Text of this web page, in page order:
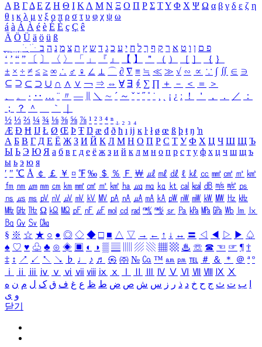
Α Β ΓΔ Ε Ζ Η Θ Ι ΚΛ Μ Ν Ξ Ο Π Ρ Σ ΤΥ Φ Χ Ψ Ω α β γ δ ε ζ η
θ ι κ λ μ ν ξ ο π ρ σ τ υ φ χ ψ ω
á à Á À é è É È ç Ç ê
Ä Ö Ü ä ö ü ß
ִֶֹ ֻּ ׁׂ פ ם ן ו ט א ר ק ף ך ל ח י ע כ ג ד ש ץ ת צ מ נ ה ב
‘ ’ “ ” 〔 〕 〈 〉 「 」 『 』 【 】 ＂ （ ） ［ ］ ｛ ｝
± × ÷ ≠ ≤ ≥ ∞ ∴ ♂ ♀ ∠ ⊥ ⌒ ∂ ∇ ≡ ≒ ≪ ≫ √ ∽ ∝ ∵ ∫ ∬ ∈ ∋
⊆ ⊇ ⊂ ⊃ ∪ ∩ ∧ ∨ ￢ ⇒ ⇔ ∀ ∃ ∮ ∑ ∏ ＋ － ＜ ＝
＞
、
。 · ‥ … ¨ 〃 ― ＼ ∼ ´ ～ ˇ ˘ ˝ ˚ ˙ ¸ ¡ ¿ ː ！ ＇ ， ． ／
：
；
？ ＾ ｀
½ ⅓ ⅔ ¼ ¾ ⅛ ⅜ ⅝ ⅞ ¹ ² ³ ⁴ ⁿ ₁ ₂ ₃ ₄
Æ Ð Ħ Ĳ Ł Ø Œ Þ Ŧ Ŋ æ đ ð ħ ı ĳ ĸ ŀ ł ø œ ß þ ŧ ŋ ŉ
А Б В Г Д Е Ё Ж З И Й К Л М Н О П Р С Т У Ф Х Ц Ч Ш Щ Ъ
Ы Ь Э Ю Я а б в г д е ё ж з и й к л м н о п р с т у ф х ц ч ш щ ъ
ы ь э ю я
′ ″ ℃ Å ￠ ￡ ￥ ¤ ℉ ‰ ＄ ％ Ｆ ￦ ㎕ ㎖ ㎗ ℓ ㎘ ㏄ ㎣ ㎤ ㎥ ㎦
㎙ ㎚ ㎛ ㎜ ㎝ ㎞ ㎟ ㎠ ㎡ ㎢ ㏊ ㎍ ㎎ ㎏ ㏏ ㎈ ㎉ ㏈ ㎧ ㎨ ㎰
㎱ ㎲ ㎳ ㎴ ㎵ ㎶ ㎷ ㎸ ㎹ ㎀ ㎁ ㎂ ㎃ ㎄ ㎺ ㎻ ㎽ ㎾ ㎿ ㎐ ㎑
㎒ ㎓ ㎔ Ω ㏀ ㏁ ㎊ ㎋ ㎌ ㏖ ㏅ ㎭ ㎮ ㎯ ㏛ ㎩ ㎪ ㎫ ㎬ ㏝ ㏐
㏓
㏃ ㏉ ㏜ ㏆
§ ※ ☆ ★ ○ ● ◎ ◇ ◆ □ ■ △ ▽ → ← ↑ ↓ ↔ 〓 ◁ ◀ ▷ ▶ ♤
♠ ♡ ♥ ♧ ♣ ⊙ ◈ ▣ ◐ ◑ ▒ ▤ ▨ ▧ ▦ ▩ ♨ ☏ ☎ ☜ ☞ ¶ †
‡ ↕ ↗ ↙ ↖ ↘ ♭ ♩ ♪ ♬ ㉿ ㈜ № ㏇ ™ ㏂ ㏘ ℡ ＃ ＆ ＊ ＠ ª º
ⅰ
ⅱ ⅲ ⅳ ⅴ ⅵ ⅶ ⅷ ⅸ ⅹ Ⅳ Ⅴ Ⅵ Ⅶ Ⅷ Ⅸ Ⅹ
ب ت ث ج ح خ د ذ ر ز س ش ص ض ط ظ ع غ ف ق ک ل م ن ه
و ی
닫기